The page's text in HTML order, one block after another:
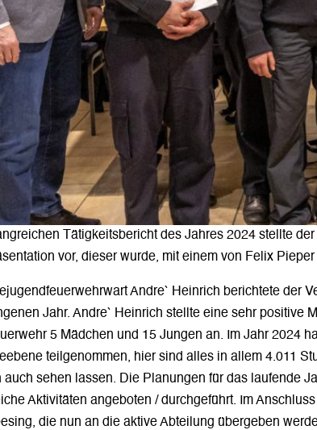
Tätigkeitsbericht des Jahres 2024 stellte
vor, dieser wurde, mit einem von Felix
Andre` Heinrich berichtete der
Jahr. Andre` Heinrich stellte eine sehr positive
5 Mädchen und 15 Jungen an. Im Jahr 2024
teilgenommen, hier sind alles in allem 4.011
auch sehen lassen. Die Planungen für das laufende
Aktivitäten angeboten / durchgeführt. Im
die nun an die aktive Abteilung übergeben